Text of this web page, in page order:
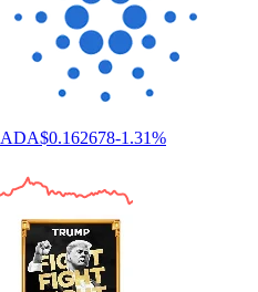
ADA$0.162678-1.31%